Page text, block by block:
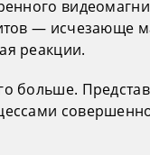
— исчезающе
реакции.
больше.